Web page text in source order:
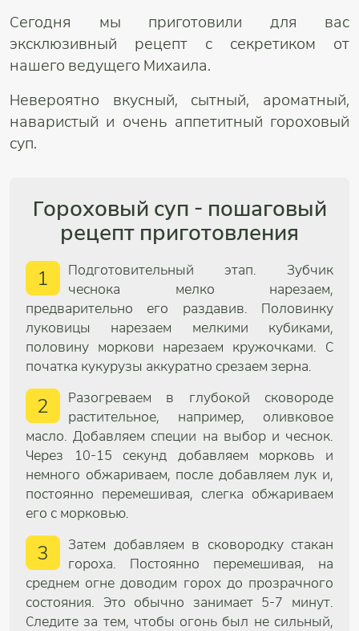
Сегодня мы приготовили для вас
эксклюзивный рецепт с секретиком от
нашего ведущего Михаила.
Невероятно вкусный, сытный, ароматный,
наваристый и очень аппетитный гороховый
суп.
Гороховый суп - пошаговый
рецепт приготовления
1
Подготовительный этап. Зубчик
чеснока мелко нарезаем,
предварительно его раздавив. Половинку
луковицы нарезаем мелкими кубиками,
половину моркови нарезаем кружочками. С
початка кукурузы аккуратно срезаем зерна.
2
Разогреваем в глубокой сковороде
растительное, например, оливковое
масло. Добавляем специи на выбор и чеснок.
Через 10-15 секунд добавляем морковь и
немного обжариваем, после добавляем лук и,
постоянно перемешивая, слегка обжариваем
его с морковью.
3
Затем добавляем в сковородку стакан
гороха. Постоянно перемешивая, на
среднем огне доводим горох до прозрачного
состояния. Это обычно занимает 5-7 минут.
Следите за тем, чтобы огонь был не сильный,